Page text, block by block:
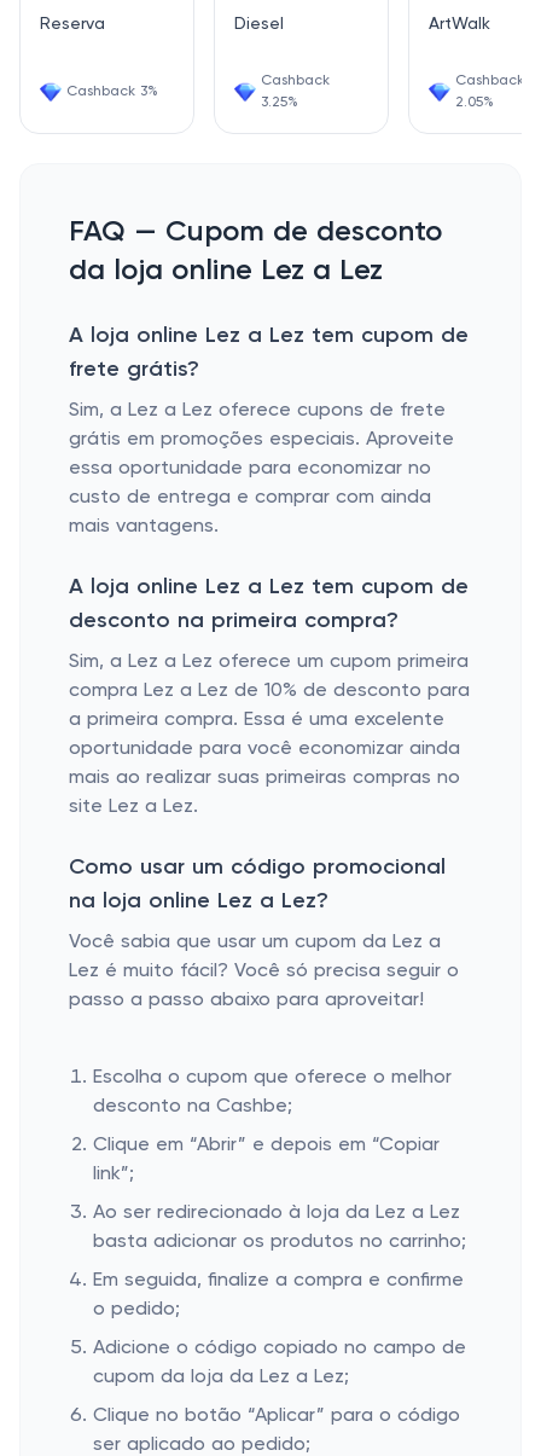
Reserva
Cashback 3%
Diesel
Cashback
3.25%
ArtWalk
Cashback
2.05%
FAQ — Cupom de desconto
da loja online Lez a Lez
A loja online Lez a Lez tem cupom de
frete grátis?
Sim, a Lez a Lez oferece cupons de frete
grátis em promoções especiais. Aproveite
essa oportunidade para economizar no
custo de entrega e comprar com ainda
mais vantagens.
A loja online Lez a Lez tem cupom de
desconto na primeira compra?
Sim, a Lez a Lez oferece um cupom primeira
compra Lez a Lez de 10% de desconto para
a primeira compra. Essa é uma excelente
oportunidade para você economizar ainda
mais ao realizar suas primeiras compras no
site Lez a Lez.
Como usar um código promocional
na loja online Lez a Lez?
Você sabia que usar um cupom da Lez a
Lez é muito fácil? Você só precisa seguir o
passo a passo abaixo para aproveitar!
Escolha o cupom que oferece o melhor
desconto na Cashbe;
Clique em “Abrir” e depois em “Copiar
link”;
Ao ser redirecionado à loja da Lez a Lez
basta adicionar os produtos no carrinho;
Em seguida, finalize a compra e confirme
o pedido;
Adicione o código copiado no campo de
cupom da loja da Lez a Lez;
Clique no botão “Aplicar” para o código
ser aplicado ao pedido;